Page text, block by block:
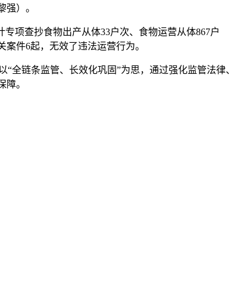
）。
项查抄食物出产从体33户次、食物运营从体867户
件6起，无效了违法运营行为。
链条监管、长效化巩固”为思，通过强化监管法律、
。